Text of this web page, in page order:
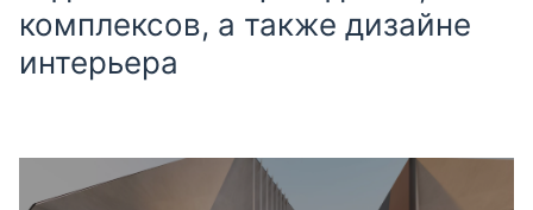
комплексов, а также дизайне
интерьера